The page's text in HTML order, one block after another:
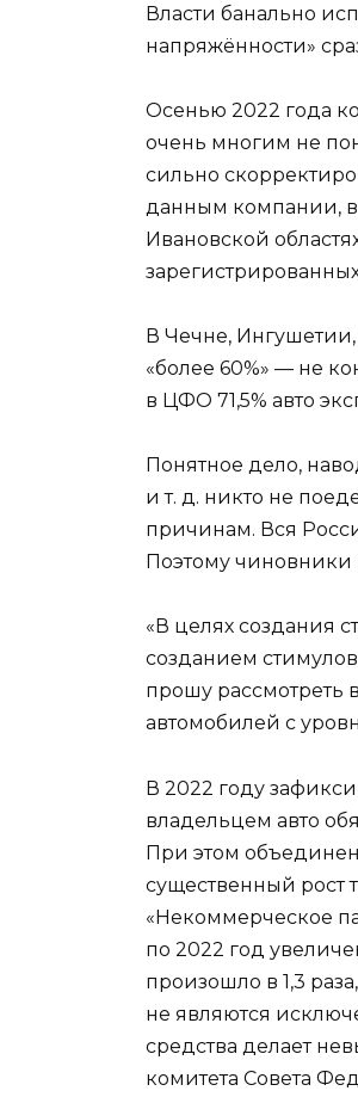
Власти банально
напряжённости»
Осенью 2022 года
очень многим не
сильно
данным компании, в
Ивановской
В Чечне, Ингушетии,
«более 60%» — не
в ЦФО 71,5% авто
Понятное дело,
и т. д. никто не
причинам. Вся
Поэтому чиновники
«В целях создания
созданием
прошу рассмотреть
автомобилей с
В 2022 году
владельцем авто
При этом
существенный рост
«Некоммерческое
по 2022 год
произошло в 1,3
не являются
средства делает
комитета Совета